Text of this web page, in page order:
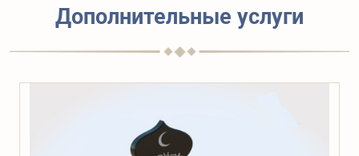
Дополнительные услуги